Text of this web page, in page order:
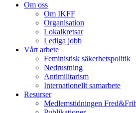
Om oss
Om IKFF
Organisation
Lokalkretsar
Lediga jobb
Vårt arbete
Feministisk säkerhetspolitik
Nedrustning
Antimilitarism
Internationellt samarbete
Resurser
Medlemstidningen